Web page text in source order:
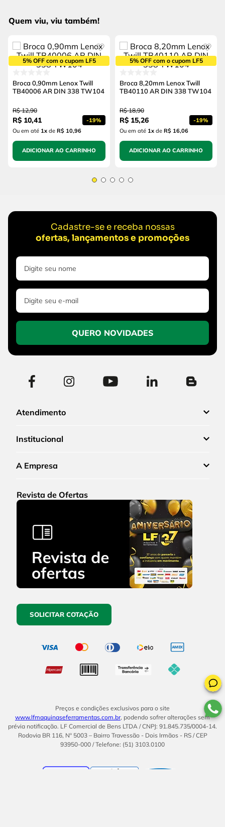
Quem viu, viu também!
5% OFF com o cupom LF5
Broca 0,90mm Lenox Twill
TB40006 AR DIN 338 TW104
R$ 12,90
R$ 10,41 -19%
Ou em até 1x de R$ 10,96
ADICIONAR AO CARRINHO
5% OFF com o cupom LF5
Broca 8,20mm Lenox Twill
TB40110 AR DIN 338 TW104
R$ 18,90
R$ 15,26 -19%
Ou em até 1x de R$ 16,06
ADICIONAR AO CARRINHO
Cadastre-se e receba nossas
ofertas, lançamentos e promoções
QUERO NOVIDADES
Atendimento
Institucional
A Empresa
Revista de Ofertas
SOLICITAR COTAÇÃO
Preços e condições exclusivos para o site
www.lfmaquinaseferramentas.com.br, podendo sofrer alterações sem
prévia notificação. LF Comercial de Bens LTDA / CNPJ: 91.845.735/0004-14.
Rodovia BR 116, Nº 5003 – Bairro Travessão - Dois Irmãos - RS / CEP
93950-000 / Telefone: (51) 3103.0100